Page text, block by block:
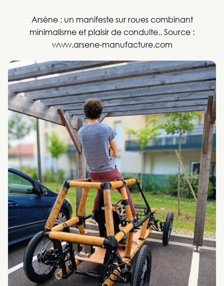
Arsène : un manifeste sur roues combinant
minimalisme et plaisir de conduite..Source :
www.arsene-manufacture.com